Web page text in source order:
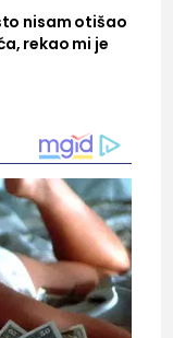
nisam otišao
rekao mi je